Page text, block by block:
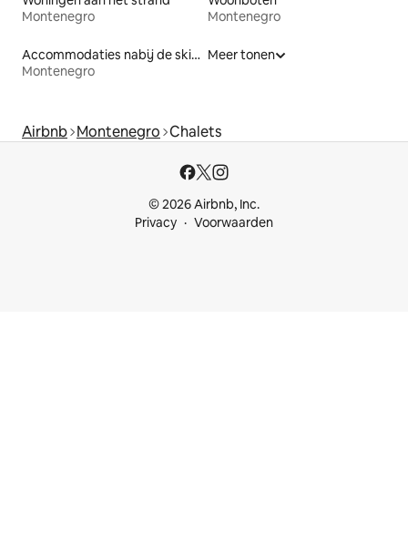
Montenegro
Montenegro
Accommodaties nabij de skipiste
Montenegro
Meer tonen
Airbnb Montenegro Chalets
© 2026 Airbnb, Inc.
Privacy
Voorwaarden